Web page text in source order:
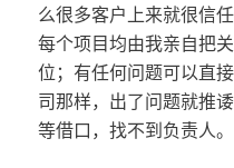
么很多客户上来就很信
每个项目均由我亲自把
位；有任何问题可以直
司那样，出了问题就推
等借口，找不到负责人。